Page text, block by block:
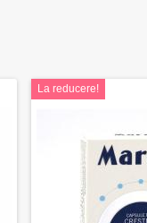
La reducere!